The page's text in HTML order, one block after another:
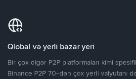
Qlobal və yerli bazar yeri
Bir çox digər P2P platformaları kimi
Binance P2P 70-dən çox yerli valyutanı